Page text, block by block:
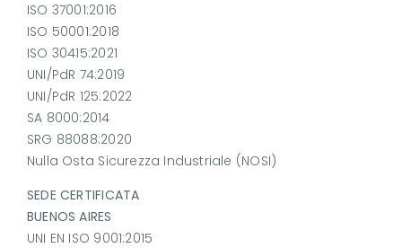
ISO 37001:2016
ISO 50001:2018
ISO 30415:2021
UNI/PdR 74:2019
UNI/PdR 125:2022
SA 8000:2014
SRG 88088:2020
Nulla Osta Sicurezza Industriale (NOSI)
SEDE CERTIFICATA
BUENOS AIRES
UNI EN ISO 9001:2015